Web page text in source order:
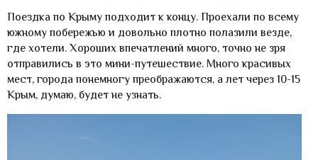
Поездка по Крыму подходит к концу. Проехали по всему
южному побережью и довольно плотно полазили везде,
где хотели. Хороших впечатлений много, точно не зря
отправились в это мини-путешествие. Много красивых
мест, города понемногу преображаются, а лет через 10-15
Крым, думаю, будет не узнать.